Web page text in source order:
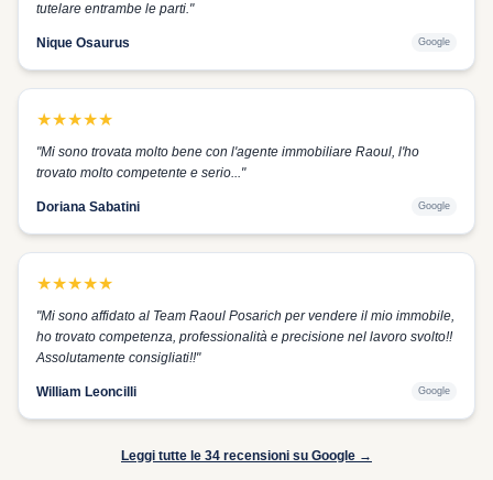
tutelare entrambe le parti."
Nique Osaurus Google
★★★★★
"Mi sono trovata molto bene con l'agente immobiliare Raoul, l'ho
trovato molto competente e serio..."
Doriana Sabatini Google
★★★★★
"Mi sono affidato al Team Raoul Posarich per vendere il mio immobile,
ho trovato competenza, professionalità e precisione nel lavoro svolto!!
Assolutamente consigliati!!"
William Leoncilli Google
Leggi tutte le 34 recensioni su Google →